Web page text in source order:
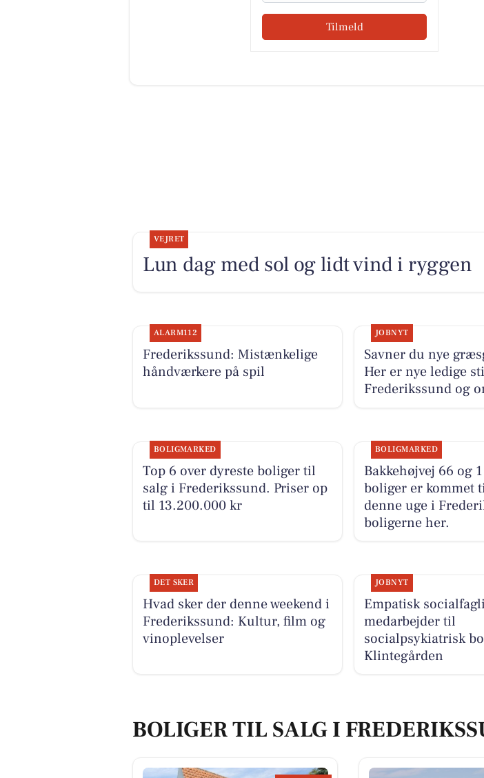
Tilmeld
VEJRET
Lun dag med sol og lidt vind i ryggen
ALARM112
Frederikssund: Mistænkelige
håndværkere på spil
JOBNYT
Savner du nye
Her er nye ledige
Frederikssund og
BOLIGMARKED
Top 6 over dyreste boliger til
salg i Frederikssund. Priser op
til 13.200.000 kr
BOLIGMARKED
Bakkehøjvej 66 og
boliger er kommet
denne uge i
boligerne her.
DET SKER
Hvad sker der denne weekend i
Frederikssund: Kultur, film og
vinoplevelser
JOBNYT
Empatisk
medarbejder til
socialpsykiatrisk
Klintegården
BOLIGER TIL SALG I